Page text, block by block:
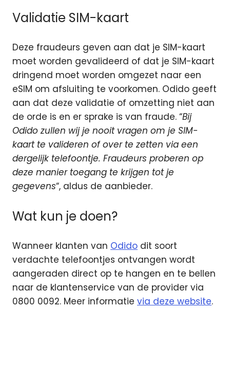
Validatie SIM-kaart
Deze fraudeurs geven aan dat je SIM-kaart
moet worden gevalideerd of dat je SIM-kaart
dringend moet worden omgezet naar een
eSIM om afsluiting te voorkomen. Odido geeft
aan dat deze validatie of omzetting niet aan
de orde is en er sprake is van fraude. “Bij
Odido zullen wij je nooit vragen om je SIM-
kaart te valideren of over te zetten via een
dergelijk telefoontje. Fraudeurs proberen op
deze manier toegang te krijgen tot je
gegevens“, aldus de aanbieder.
Wat kun je doen?
Wanneer klanten van Odido dit soort
verdachte telefoontjes ontvangen wordt
aangeraden direct op te hangen en te bellen
naar de klantenservice van de provider via
0800 0092. Meer informatie via deze website.